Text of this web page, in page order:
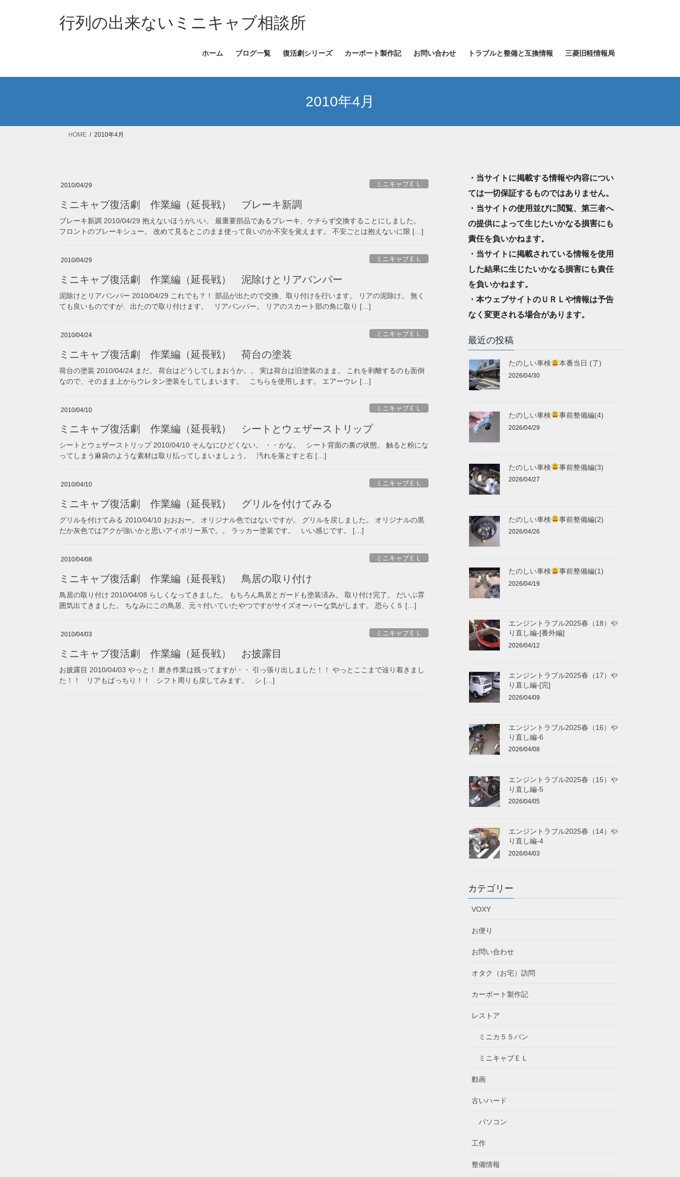
ス
ン
行列の出来ないミニキャブ相談所
ホーム ブログ一覧 復活劇シリーズ カーポート製作記 お問い合わせ トラブルと整備と互換情報 三菱旧軽情報局
2010年4月
HOME 2010年4月
2010/04/29 ミニキャブＥＬ
ミニキャブ復活劇 作業編（延長戦） ブレーキ新調
ブレーキ新調 2010/04/29 抱えないほうがいい。 最重要部品であるブレーキ、ケチらず交換することにしました。
フロントのブレーキシュー。 改めて見るとこのまま使って良いのか不安を覚えます。 不安ごとは抱えないに限 […]
2010/04/29 ミニキャブＥＬ
ミニキャブ復活劇 作業編（延長戦） 泥除けとリアバンパー
泥除けとリアバンパー 2010/04/29 これでも？！ 部品が出たので交換、取り付けを行います。 リアの泥除け。 無く
ても良いものですが、出たので取り付けます。 リアバンパー。 リアのスカート部の角に取り […]
2010/04/24 ミニキャブＥＬ
ミニキャブ復活劇 作業編（延長戦） 荷台の塗装
荷台の塗装 2010/04/24 まだ。 荷台はどうしてしまおうか。。 実は荷台は旧塗装のまま。 これを剥離するのも面倒
なので、そのまま上からウレタン塗装をしてしまいます。 こちらを使用します。 エアーウレ […]
2010/04/10 ミニキャブＥＬ
ミニキャブ復活劇 作業編（延長戦） シートとウェザーストリップ
シートとウェザーストリップ 2010/04/10 そんなにひどくない。 ・・かな。 シート背面の裏の状態。 触ると粉にな
ってしまう麻袋のような素材は取り払ってしまいましょう。 汚れを落とすと右 […]
2010/04/10 ミニキャブＥＬ
ミニキャブ復活劇 作業編（延長戦） グリルを付けてみる
グリルを付けてみる 2010/04/10 おおおー。 オリジナル色ではないですが。 グリルを戻しました。 オリジナルの黒
だか灰色ではアクが強いかと思いアイボリー系で。。 ラッカー塗装です。 いい感じです。 […]
2010/04/08 ミニキャブＥＬ
ミニキャブ復活劇 作業編（延長戦） 鳥居の取り付け
鳥居の取り付け 2010/04/08 らしくなってきました。 もちろん鳥居とガードも塗装済み。 取り付け完了。 だいぶ雰
囲気出てきました。 ちなみにこの鳥居、元々付いていたやつですがサイズオーバーな気がします。 恐らく５ […]
2010/04/03 ミニキャブＥＬ
ミニキャブ復活劇 作業編（延長戦） お披露目
お披露目 2010/04/03 やっと！ 磨き作業は残ってますが・・ 引っ張り出しました！！ やっとここまで辿り着きまし
た！！ リアもばっちり！！ シフト周りも戻してみます。 シ […]
・当サイトに掲載する情報や内容につい
ては一切保証するものではありません。
・当サイトの使用並びに閲覧、第三者へ
の提供によって生じたいかなる損害にも
責任を負いかねます。
・当サイトに掲載されている情報を使用
した結果に生じたいかなる損害にも責任
を負いかねます。
・本ウェブサイトのＵＲＬや情報は予告
なく変更される場合があります。
最近の投稿
たのしい車検 本番当日 (了)
2026/04/30
たのしい車検 事前整備編(4)
2026/04/29
たのしい車検 事前整備編(3)
2026/04/27
たのしい車検 事前整備編(2)
2026/04/26
たのしい車検 事前整備編(1)
2026/04/19
エンジントラブル2025春（18）や
り直し編-[番外編]
2026/04/12
エンジントラブル2025春（17）や
り直し編-[完]
2026/04/09
エンジントラブル2025春（16）や
り直し編-6
2026/04/08
エンジントラブル2025春（15）や
り直し編-5
2026/04/05
エンジントラブル2025春（14）や
り直し編-4
2026/04/03
カテゴリー
VOXY
お便り
お問い合わせ
オタク（お宅）訪問
カーポート製作記
レストア
ミニカ５５バン
ミニキャブＥＬ
動画
古いハード
パソコン
工作
整備情報